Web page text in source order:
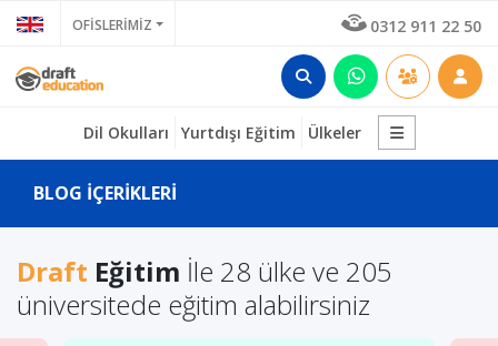
OFİSLERİMİZ 0312 911 22 50
Dil Okulları Yurtdışı Eğitim Ülkeler
BLOG İÇERİKLERİ
Draft Eğitim İle 28 ülke ve 205
üniversitede eğitim alabilirsiniz